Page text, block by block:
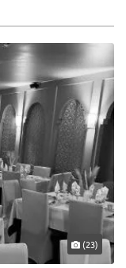
(23)